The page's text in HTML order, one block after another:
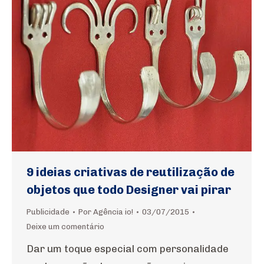
9 ideias criativas de reutilização de
objetos que todo Designer vai pirar
Publicidade Por Agência io!
03/07/2015
Deixe um comentário
Dar um toque especial com personalidade